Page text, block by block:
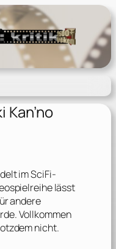
Kan’no
im SciFi-
lässt
andere
Vollkommen
nicht.